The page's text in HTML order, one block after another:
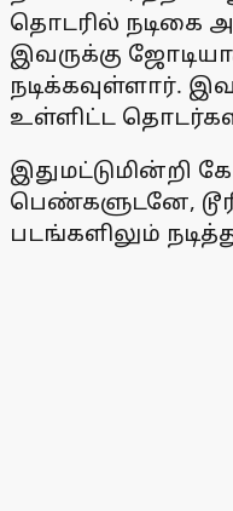
தொடரில் நடிகை
இவருக்கு
நடிக்கவுள்ளார்.
உள்ளிட்ட
இதுமட்டுமின்றி
பெண்களுடனே,
படங்களிலும்